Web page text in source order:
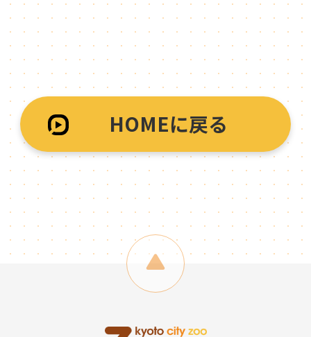
HOMEに戻る